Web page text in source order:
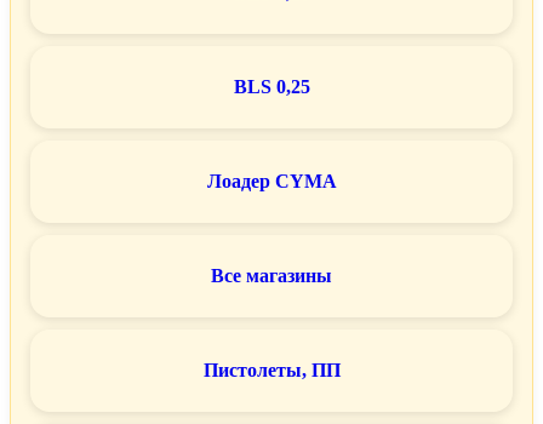
BLS 0,25
Лоадер CYMA
Все магазины
Пистолеты, ПП